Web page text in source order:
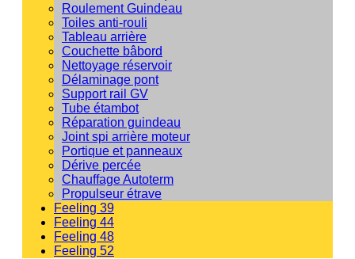
Roulement Guindeau
Toiles anti-rouli
Tableau arrière
Couchette bâbord
Nettoyage réservoir
Délaminage pont
Support rail GV
Tube étambot
Réparation guindeau
Joint spi arrière moteur
Portique et panneaux
Dérive percée
Chauffage Autoterm
Propulseur étrave
Feeling 39
Feeling 44
Feeling 48
Feeling 52